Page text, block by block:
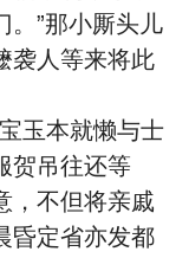
。”那小厮头儿
袭人等来将此
玉本就懒与士
贺吊往还等
，不但将亲戚
昏定省亦发都